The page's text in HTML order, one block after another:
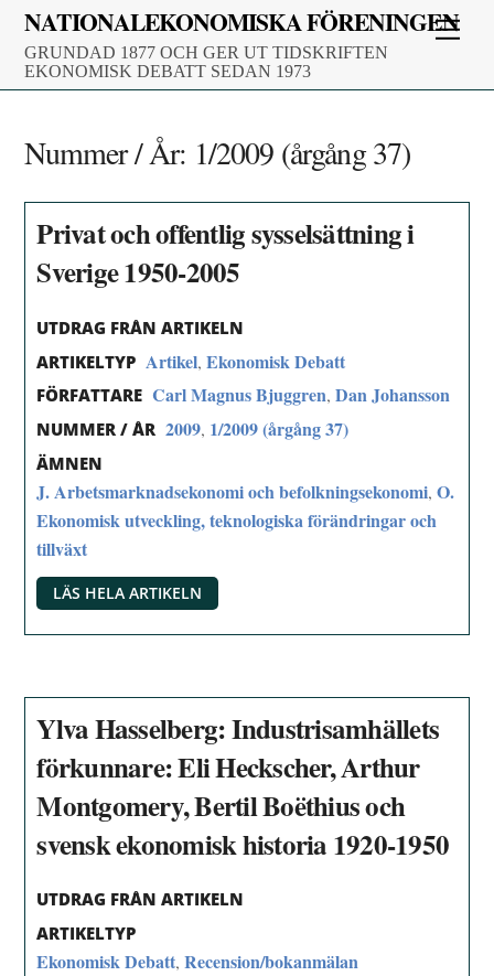
Skip
content
NATIONALEKONOMISKA FÖRENINGEN
GRUNDAD 1877 OCH GER UT TIDSKRIFTEN
EKONOMISK DEBATT SEDAN 1973
Nummer / År: 1/2009 (årgång 37)
Privat och offentlig sysselsättning i
Sverige 1950-2005
UTDRAG FRÅN ARTIKELN
ARTIKELTYP Artikel,Ekonomisk Debatt
FÖRFATTARE Carl Magnus Bjuggren,Dan Johansson
NUMMER / ÅR 2009, 1/2009 (årgång 37)
ÄMNEN
J. Arbetsmarknadsekonomi och befolkningsekonomi,O.
Ekonomisk utveckling, teknologiska förändringar och
tillväxt
LÄS HELA ARTIKELN
Ylva Hasselberg: Industrisamhällets
förkunnare: Eli Heckscher, Arthur
Montgomery, Bertil Boëthius och
svensk ekonomisk historia 1920-1950
UTDRAG FRÅN ARTIKELN
ARTIKELTYP
Ekonomisk Debatt,Recension/bokanmälan